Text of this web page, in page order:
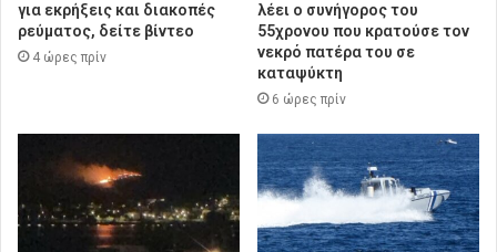
για εκρήξεις και διακοπές
ρεύματος, δείτε βίντεο
4 ώρες πρίν
λέει ο συνήγορος του
55χρονου που κρατούσε τον
νεκρό πατέρα του σε
καταψύκτη
6 ώρες πρίν